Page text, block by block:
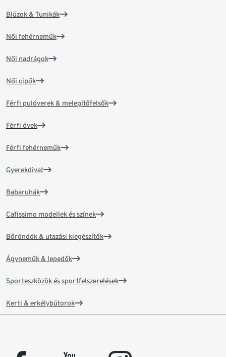
Blúzok & Tunikák
Női fehérneműk
Női nadrágok
Női cipők
Férfi pulóverek & melegítőfelsők
Férfi övek
Férfi fehérneműk
Gyerekdivat
Babaruhák
Cafissimo modellek és színek
Bőröndök & utazási kiegészítők
Ágyneműk & lepedők
Sporteszközök és sportfelszerelések
Kerti & erkélybútorok